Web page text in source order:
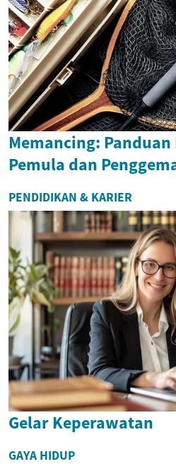
Memancing:
Pemula dan
PENDIDIKAN & KARIER
Gelar Keperawatan
GAYA HIDUP